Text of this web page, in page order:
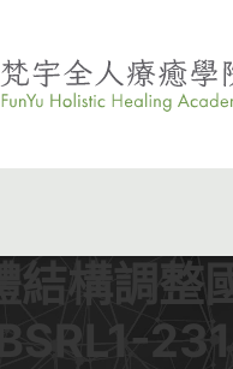
結構調整